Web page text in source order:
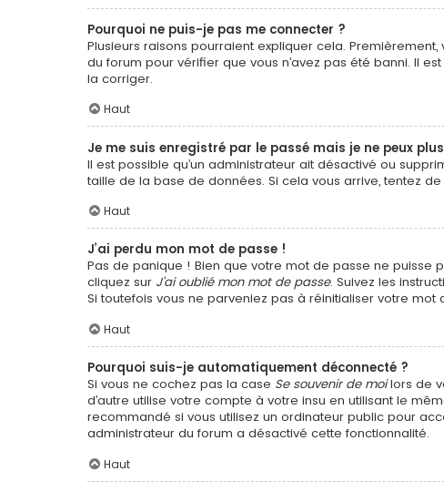
Pourquoi ne puis-je pas me connecter ?
Plusieurs raisons pourraient expliquer cela.
du forum pour vérifier que vous n’avez pas été banni. Il
la corriger.
Haut
Je me suis enregistré par le passé mais je ne peux
Il est possible qu’un administrateur ait désactivé ou
taille de la base de données. Si cela vous arrive, tentez
Haut
J’ai perdu mon mot de passe !
Pas de panique ! Bien que votre mot de passe ne puisse
cliquez sur J’ai oublié mon mot de passe. Suivez les
Si toutefois vous ne parveniez pas à réinitialiser votre
Haut
Pourquoi suis-je automatiquement déconnecté ?
Si vous ne cochez pas la case Se souvenir de moilors de
d’autre utilise votre compte à votre insu en utilisant le
recommandé si vous utilisez un ordinateur public pour
administrateur du forum a désactivé cette fonctionnalité.
Haut